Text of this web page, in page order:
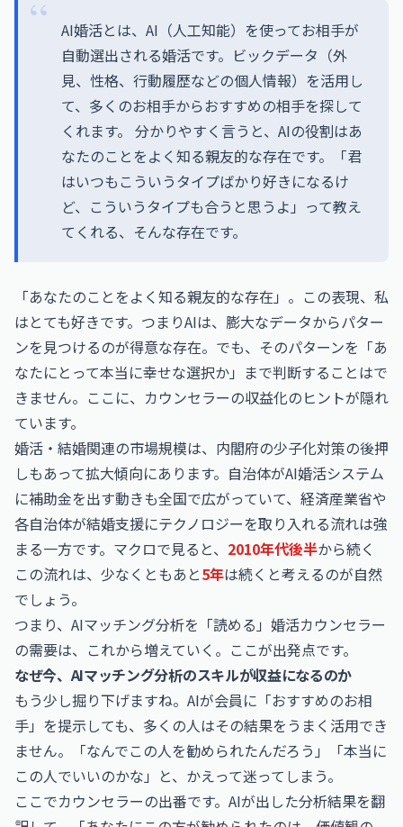
AI婚活とは、AI（人工知能）を使ってお相手が
自動選出される婚活です。ビックデータ（外
見、性格、行動履歴などの個人情報）を活用し
て、多くのお相手からおすすめの相手を探して
くれます。 分かりやすく言うと、AIの役割はあ
なたのことをよく知る親友的な存在です。「君
はいつもこういうタイプばかり好きになるけ
ど、こういうタイプも合うと思うよ」って教え
てくれる、そんな存在です。
「あなたのことをよく知る親友的な存在」。この表現、私
はとても好きです。つまりAIは、膨大なデータからパター
ンを見つけるのが得意な存在。でも、そのパターンを「あ
なたにとって本当に幸せな選択か」まで判断することはで
きません。ここに、カウンセラーの収益化のヒントが隠れ
ています。
婚活・結婚関連の市場規模は、内閣府の少子化対策の後押
しもあって拡大傾向にあります。自治体がAI婚活システム
に補助金を出す動きも全国で広がっていて、経済産業省や
各自治体が結婚支援にテクノロジーを取り入れる流れは強
まる一方です。マクロで見ると、 2010年代後半から続く
この流れは、少なくともあと5年は続くと考えるのが自然
でしょう。
つまり、AIマッチング分析を「読める」婚活カウンセラー
の需要は、これから増えていく。ここが出発点です。
なぜ今、AIマッチング分析のスキルが収益になるのか
もう少し掘り下げますね。AIが会員に「おすすめのお相
手」を提示しても、多くの人はその結果をうまく活用でき
ません。「なんでこの人を勧められたんだろう」「本当に
この人でいいのかな」と、かえって迷ってしまう。
ここでカウンセラーの出番です。AIが出した分析結果を翻